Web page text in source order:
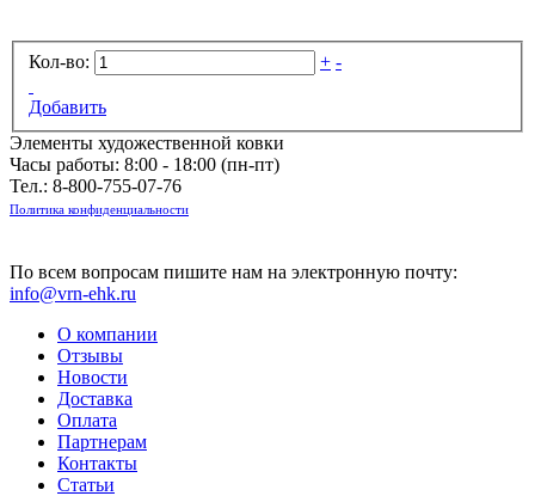
Кол-во: + -
Добавить
Элементы художественной ковки
Часы работы: 8:00 - 18:00 (пн-пт)
Тел.: 8-800-755-07-76
Политика конфиденциальности
По всем вопросам пишите нам на электронную почту:
info@vrn-ehk.ru
О компании
Отзывы
Новости
Доставка
Оплата
Партнерам
Контакты
Статьи